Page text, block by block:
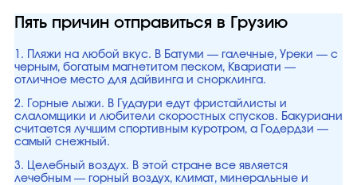
Пять причин отправиться в Грузию
1. Пляжи на любой вкус. В Батуми — галечные, Уреки — с
черным, богатым магнетитом песком, Квариати —
отличное место для дайвинга и снорклинга.
2. Горные лыжи. В Гудаури едут фристайлисты и
слаломщики и любители скоростных спусков. Бакуриани
считается лучшим спортивным куротром, а Годердзи —
самый снежный.
3. Целебный воздух. В этой стране все является
лечебным — горный воздух, климат, минеральные и